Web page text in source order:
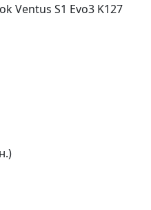
Ventus S1 Evo3 K127